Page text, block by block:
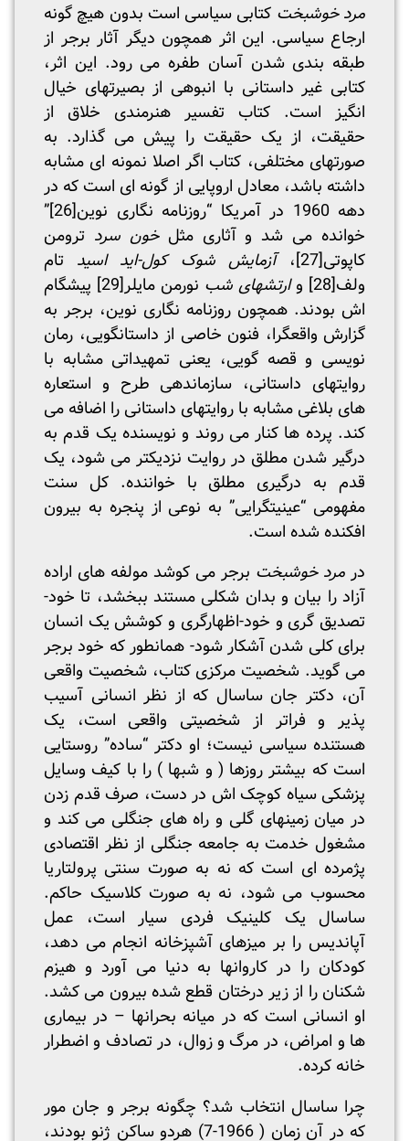
مرد خوشبخت کتابی سیاسی است بدون هیچ گونه
ارجاع سیاسی. این اثر همچون دیگر آثار برجر از
طبقه بندی شدن آسان طفره می رود. این اثر،
کتابی غیر داستانی با انبوهی از بصیرتهای خیال
انگیز است. کتاب تفسیر هنرمندی خلاق از
حقیقت، از یک حقیقت را پیش می گذارد. به
صورتهای مختلفی، کتاب اگر اصلا نمونه ای مشابه
داشته باشد، معادل اروپایی از گونه ای است که در
دهه 1960 در آمریکا “روزنامه نگاری نوین
[26]
”
خوانده می شد و آثاری مثلخون سرد ترومن
کاپوتی[27] ،آزمایش شوک کول-اید اسید تام
ولف[28] وارتشهای شب نورمن مایلر[29]
پیشگام
اش بودند. همچون روزنامه نگاری نوین، برجر به
گزارش واقعگرا، فنون خاصی از داستانگویی، رمان
نویسی و قصه گویی، یعنی تمهیداتی مشابه با
روایتهای داستانی، سازماندهی طرح و استعاره
های بلاغی مشابه با روایتهای داستانی را اضافه می
کند. پرده ها کنار می روند و نویسنده یک قدم به
درگیر شدن مطلق در روایت نزدیکتر می شود، یک
قدم به درگیری مطلق با خواننده. کل سنت
مفهومی “عینیتگرایی” به نوعی از پنجره به بیرون
افکنده شده است.
در مرد خوشبخت برجر می کوشد مولفه های اراده
آزاد را بیان و بدان شکلی مستند ببخشد، تا خود-
تصدیق گری و خود-اظهارگری و کوشش یک انسان
برای کلی شدن آشکار شود- همانطور که خود برجر
می گوید. شخصیت مرکزی کتاب، شخصیت واقعی
آن، دکتر جان ساسال که از نظر انسانی آسیب
پذیر و فراتر از شخصیتی واقعی است، یک
هستنده سیاسی نیست؛ او دکتر “ساده” روستایی
است که بیشتر روزها ( و شبها ) را با کیف وسایل
پزشکی سیاه کوچک اش در دست، صرف قدم زدن
در میان زمینهای گلی و راه های جنگلی می کند و
مشغول خدمت به جامعه جنگلی از نظر اقتصادی
پژمرده ای است که نه به صورت سنتی پرولتاریا
محسوب می شود، نه به صورت کلاسیک حاکم.
ساسال یک کلینیک فردی سیار است، عمل
آپاندیس را بر میزهای آشپزخانه انجام می دهد،
کودکان را در کاروانها به دنیا می آورد و هیزم
شکنان را از زیر درختان قطع شده بیرون می کشد.
او انسانی است که در میانه بحرانها – در بیماری
ها و امراض، در مرگ و زوال، در تصادف و اضطرار
خانه کرده.
چرا ساسال انتخاب شد؟ چگونه برجر و جان مور
که در آن زمان ( 1966-7) هردو ساکن ژنو بودند،